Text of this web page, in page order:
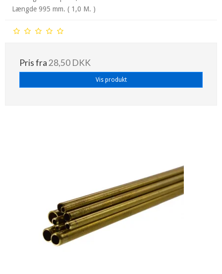
Længde 995 mm. ( 1,0 M. )
Pris fra 28,50 DKK
Vis produkt